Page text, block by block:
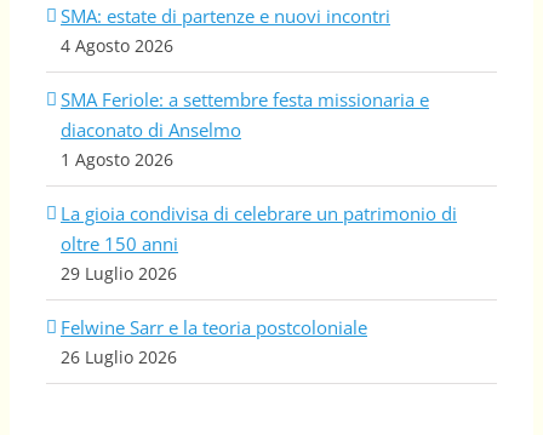
SMA: estate di partenze e nuovi incontri
4 Agosto 2026
SMA Feriole: a settembre festa missionaria e
diaconato di Anselmo
1 Agosto 2026
La gioia condivisa di celebrare un patrimonio di
oltre 150 anni
29 Luglio 2026
Felwine Sarr e la teoria postcoloniale
26 Luglio 2026